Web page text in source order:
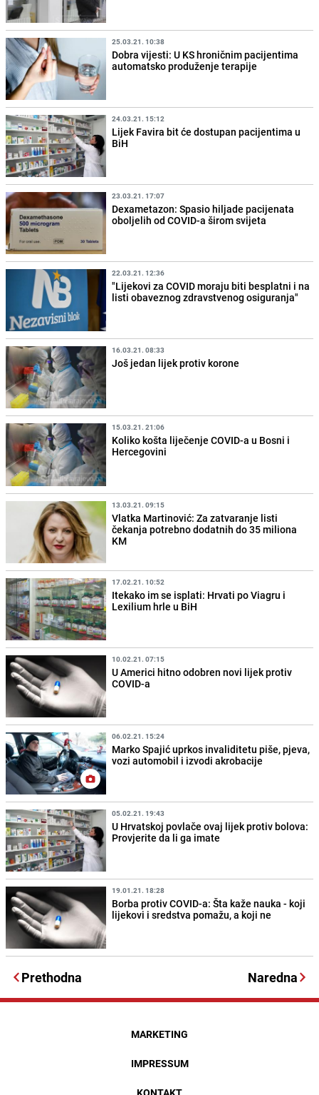
25.03.21. 10:38
Dobra vijesti: U KS hroničnim pacijentima
automatsko produženje terapije
24.03.21. 15:12
Lijek Favira bit će dostupan pacijentima u
BiH
23.03.21. 17:07
Dexametazon: Spasio hiljade pacijenata
oboljelih od COVID-a širom svijeta
22.03.21. 12:36
"Lijekovi za COVID moraju biti besplatni i na
listi obaveznog zdravstvenog osiguranja"
16.03.21. 08:33
Još jedan lijek protiv korone
15.03.21. 21:06
Koliko košta liječenje COVID-a u Bosni i
Hercegovini
13.03.21. 09:15
Vlatka Martinović: Za zatvaranje listi
čekanja potrebno dodatnih do 35 miliona
KM
17.02.21. 10:52
Itekako im se isplati: Hrvati po Viagru i
Lexilium hrle u BiH
10.02.21. 07:15
U Americi hitno odobren novi lijek protiv
COVID-a
06.02.21. 15:24
Marko Spajić uprkos invaliditetu piše, pjeva,
vozi automobil i izvodi akrobacije
05.02.21. 19:43
U Hrvatskoj povlače ovaj lijek protiv bolova:
Provjerite da li ga imate
19.01.21. 18:28
Borba protiv COVID-a: Šta kaže nauka - koji
lijekovi i sredstva pomažu, a koji ne
Prethodna Naredna
MARKETING
IMPRESSUM